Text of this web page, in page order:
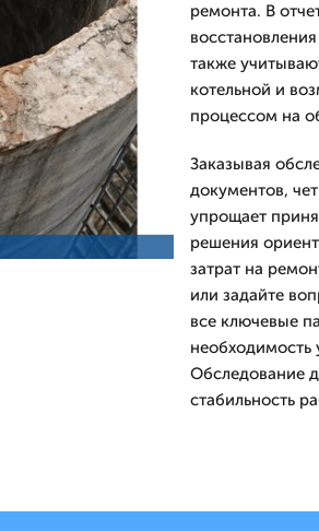
ремонта. В
также
котельной и
процессом на
Заказывая
документов,
упрощает
решения
затрат на
или задайте
все ключевые
необходимость
Обследование
стабильность